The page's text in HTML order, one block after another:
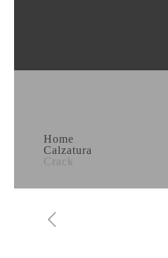
Home
Calzatura
Crack